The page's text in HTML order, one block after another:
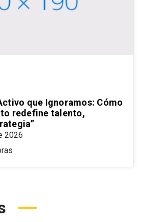
que Ignoramos: Cómo
redefine talento,
2026